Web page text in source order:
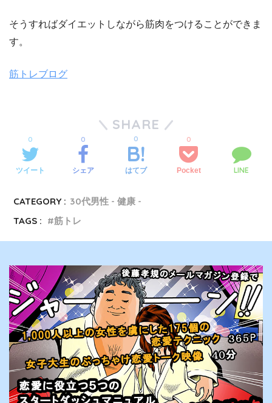
そうすればダイエットしながら筋肉をつけることができま
す。
筋トレブログ
SHARE
ツイート
0
シェア
0
はてブ
0
Pocket
0
LINE
CATEGORY : 30代男性 - 健康 -
TAGS :
筋トレ